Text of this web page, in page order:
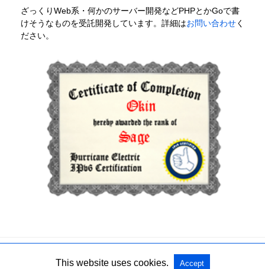
ざっくりWeb系・何かのサーバー開発などPHPとかGoで書
けそうなものを受託開発しています。詳細はお問い合わせく
ださい。
All Rights Reserved View Non-AMP Version
This website uses cookies. Accept